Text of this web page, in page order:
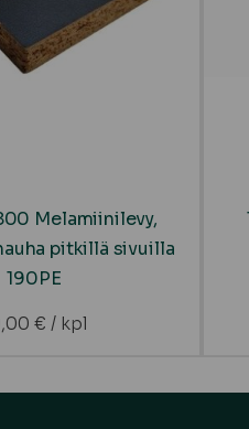
Melamiinilevy,
pitkillä sivuilla
190PE
€ / kpl